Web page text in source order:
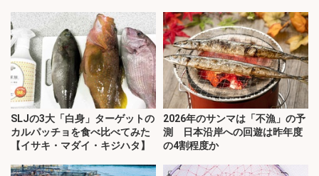
SLJの3大「白身」ターゲットの
カルパッチョを食べ比べてみた
【イサキ・マダイ・キジハタ】
2026年のサンマは「不漁」の予
測 日本沿岸への回遊は昨年度
の4割程度か